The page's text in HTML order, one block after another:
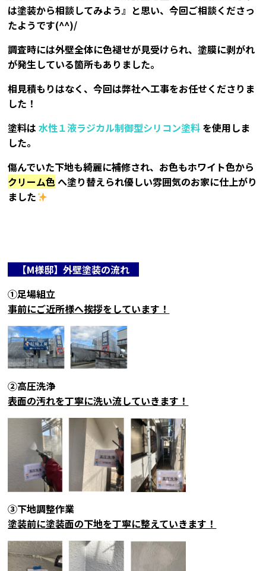
は塗装から相談してみよう』と思い、今回ご相談くださっ
たようです(^^)/
調査時には外壁全体に色褪せが見受けられ、塗膜に剥がれ
が発生している箇所もありました。
相見積もりはなく、今回は弊社へ工事をお任せくださりま
した！
塗料は水性１液ラジカル制御型シリコン塗料 を使用しま
した。
傷んでいた下地も綺麗に補修され、お色もホワイト色から
クリーム色へ塗り替えられ優しい雰囲気のお家に仕上がり
ました
【M様邸】外壁塗装の流れ
①足場組立
事前にご近所様へ挨拶をしています！
②高圧洗浄
表面の汚れを丁寧に洗い流していきます！
③下地調整作業
塗装前に塗装面の下地を丁寧に整えていきます！